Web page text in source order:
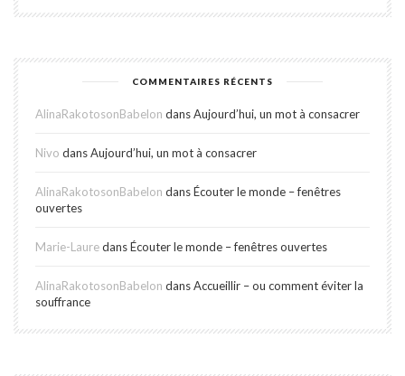
COMMENTAIRES RÉCENTS
AlinaRakotosonBabelon dansAujourd’hui, un mot à consacrer
Nivo dansAujourd’hui, un mot à consacrer
AlinaRakotosonBabelon dansÉcouter le monde – fenêtres
ouvertes
Marie-LauredansÉcouter le monde – fenêtres ouvertes
AlinaRakotosonBabelon dansAccueillir – ou comment éviter la
souffrance